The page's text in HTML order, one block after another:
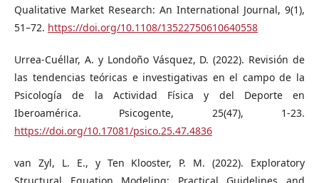
Qualitative Market Research: An International Journal, 9(1),
51–72. https://doi.org/10.1108/13522750610640558
Urrea-Cuéllar, A. y Londoño Vásquez, D. (2022). Revisión de
las tendencias teóricas e investigativas en el campo de la
Psicología de la Actividad Física y del Deporte en
Iberoamérica. Psicogente, 25(47), 1-23.
https://doi.org/10.17081/psico.25.47.4836
van Zyl, L. E., y Ten Klooster, P. M. (2022). Exploratory